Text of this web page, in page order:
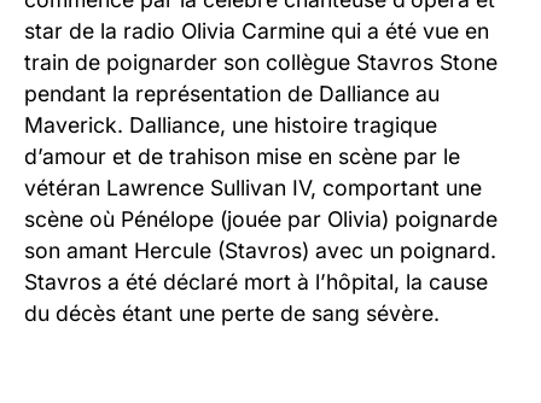
star de la radio Olivia Carmine qui a été vue en
train de poignarder son collègue Stavros Stone
pendant la représentation de Dalliance au
Maverick. Dalliance, une histoire tragique
d’amour et de trahison mise en scène par le
vétéran Lawrence Sullivan IV, comportant une
scène où Pénélope (jouée par Olivia) poignarde
son amant Hercule (Stavros) avec un poignard.
Stavros a été déclaré mort à l’hôpital, la cause
du décès étant une perte de sang sévère.